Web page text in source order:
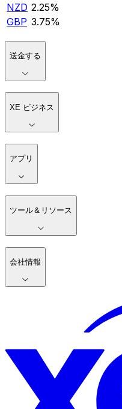
NZD 2.25%
GBP 3.75%
送金する
XE ビジネス
アプリ
ツール＆リソース
会社情報